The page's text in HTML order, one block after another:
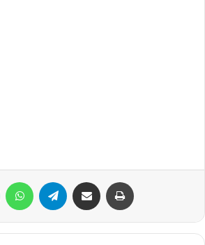
Linkedin WhatsAppTelegram Compartilhar via e-mail